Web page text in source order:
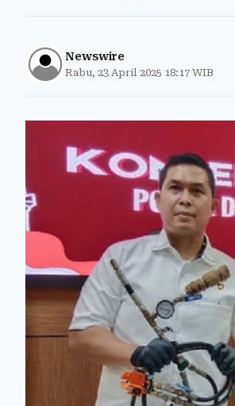
Newswire
Rabu, 23 April 2025 18:17 WIB